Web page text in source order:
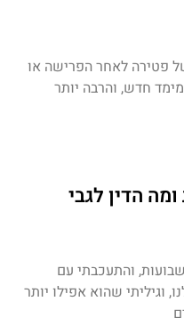
פטירה לאחר הפרישה או
חדש, והרבה יותר
הדין לגבי
והתעכבתי עם
שהוא אפילו יותר